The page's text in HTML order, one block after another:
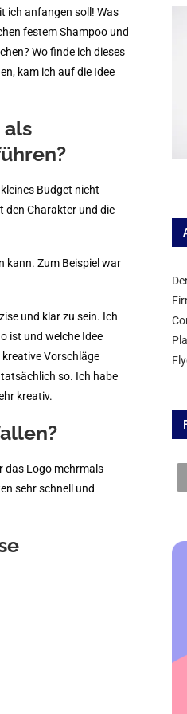
ich anfangen soll! Was
festem Shampoo und
Wo finde ich dieses
kam ich auf die Idee
als
Budget nicht
den Charakter und die
kann. Zum Beispiel war
und klar zu sein. Ich
ist und welche Idee
Vorschläge
so. Ich habe
kreativ.
das Logo mehrmals
sehr schnell und